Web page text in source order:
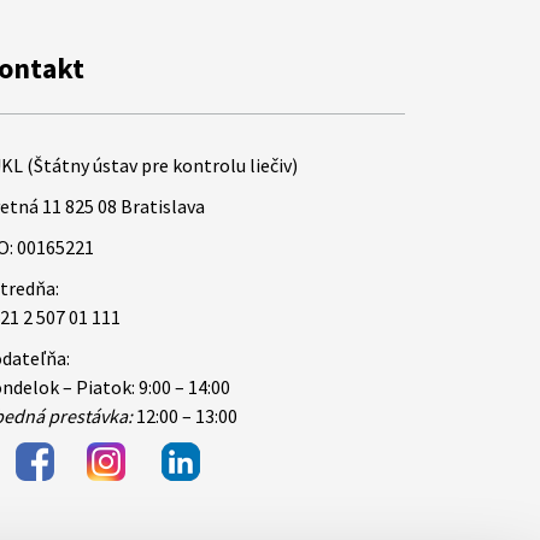
(Štátny ústav pre kontrolu liečiv)
11 825 08 Bratislava
00165221
2 507 01 111
– Piatok: 9:00 – 14:00
prestávka:12:00 – 13:00